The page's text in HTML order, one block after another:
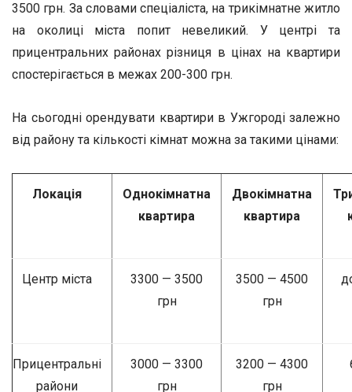
3500 грн. За словами спеціаліста, на трикімнатне житло
на околиці міста попит невеликий. У центрі та
прицентральних районах різниця в цінах на квартири
спостерігається в межах 200-300 грн.
На сьогодні орендувати квартири в Ужгороді залежно
від району та кількості кімнат можна за такими цінами:
Локація
Однокімнатна
квартира
Двокімнатна
квартира
Центр міста
3300 — 3500
грн
3500 — 4500
грн
Прицентральні
райони
3000 — 3300
грн
3200 — 4300
грн